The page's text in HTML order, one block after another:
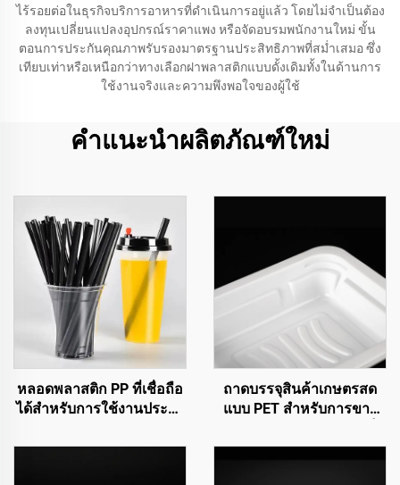
ไร้รอยต่อในธุรกิจบริการอาหารที่ดำเนินการอยู่แล้ว โดยไม่จำเป็นต้อง
ลงทุนเปลี่ยนแปลงอุปกรณ์ราคาแพง หรือจัดอบรมพนักงานใหม่ ขั้น
ตอนการประกันคุณภาพรับรองมาตรฐานประสิทธิภาพที่สม่ำเสมอ ซึ่ง
เทียบเท่าหรือเหนือกว่าทางเลือกฝาพลาสติกแบบดั้งเดิมทั้งในด้านการ
ใช้งานจริงและความพึงพอใจของผู้ใช้
คำแนะนำผลิตภัณฑ์ใหม่
หลอดพลาสติก PP ที่เชื่อถือ
ได้สำหรับการใช้งานประจำ
ถาดบรรจุสินค้าเกษตรสด
แบบ PET สำหรับการขาย